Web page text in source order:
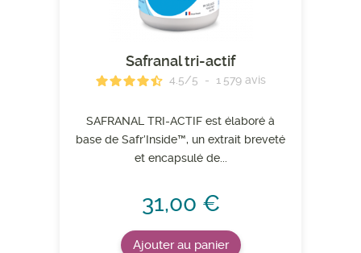
Safranal tri-actif
4.5/5 - 1 579 avis
SAFRANAL TRI-ACTIF est élaboré à
base de Safr’Inside™, un extrait breveté
et encapsulé de...
31,00 €
Ajouter au panier